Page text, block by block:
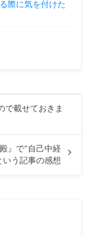
際に気を付けた
で載せておきま
』で“自己中経
いう記事の感想